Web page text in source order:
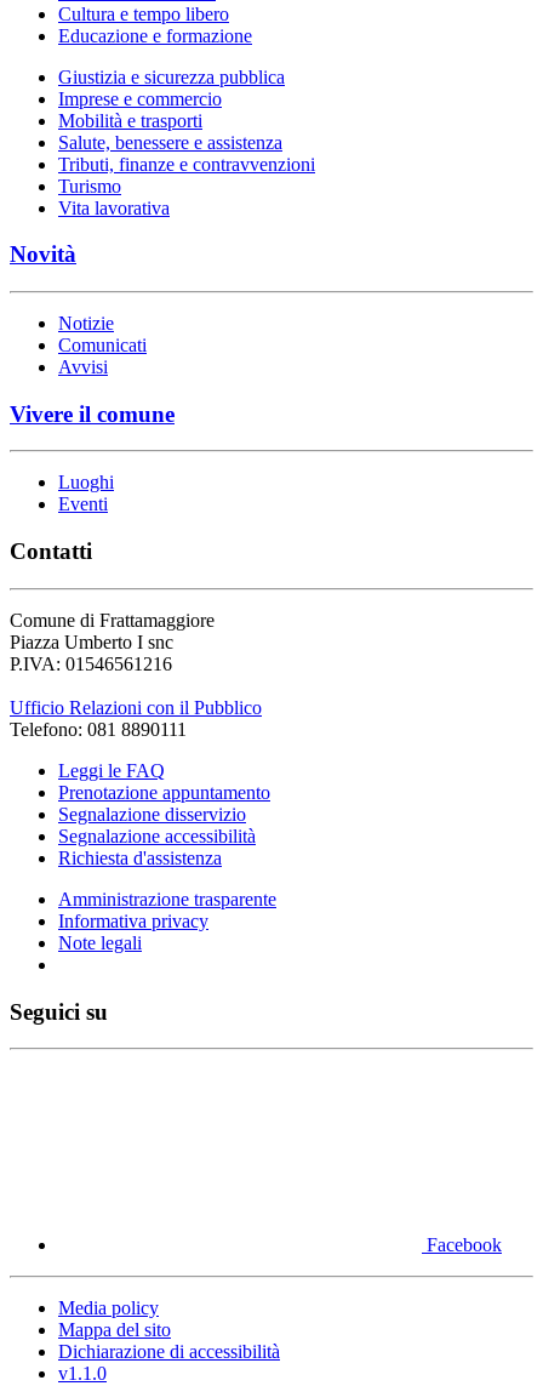
Cultura e tempo libero
Educazione e formazione
Giustizia e sicurezza pubblica
Imprese e commercio
Mobilità e trasporti
Salute, benessere e assistenza
Tributi, finanze e contravvenzioni
Turismo
Vita lavorativa
Novità
Notizie
Comunicati
Avvisi
Vivere il comune
Luoghi
Eventi
Contatti
Comune di Frattamaggiore
Piazza Umberto I snc
P.IVA: 01546561216
Ufficio Relazioni con il Pubblico
Telefono: 081 8890111
Leggi le FAQ
Prenotazione appuntamento
Segnalazione disservizio
Segnalazione accessibilità
Richiesta d'assistenza
Amministrazione trasparente
Informativa privacy
Note legali
Seguici su
Facebook
Media policy
Mappa del sito
Dichiarazione di accessibilità
v1.1.0